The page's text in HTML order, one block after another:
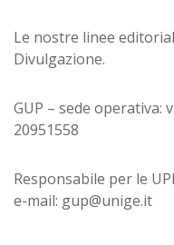
Le nostre linee
Divulgazione.
GUP – sede operativa:
20951558
Responsabile per le
e-mail: gup@unige.it